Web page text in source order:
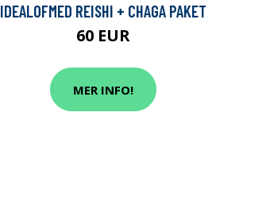
IDEALOFMED REISHI + CHAGA PAKET
60 EUR
MER INFO!